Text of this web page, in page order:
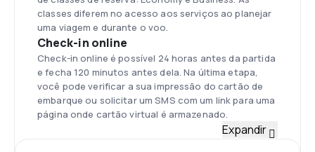
classes diferem no acesso aos serviços ao planejar
uma viagem e durante o voo.
Check-in online
Check-in online é possível 24 horas antes da partida
e fecha 120 minutos antes dela. Na última etapa,
você pode verificar a sua impressão do cartão de
embarque ou solicitar um SMS com um link para uma
página onde cartão virtual é armazenado.
Expandir